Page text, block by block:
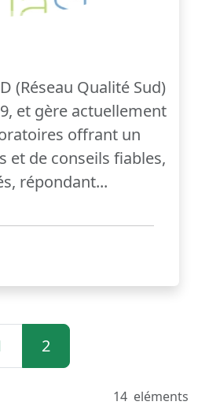
(Réseau Qualité Sud)
et gère actuellement
offrant un
et de conseils fiables,
répondant...
2
14 eléments